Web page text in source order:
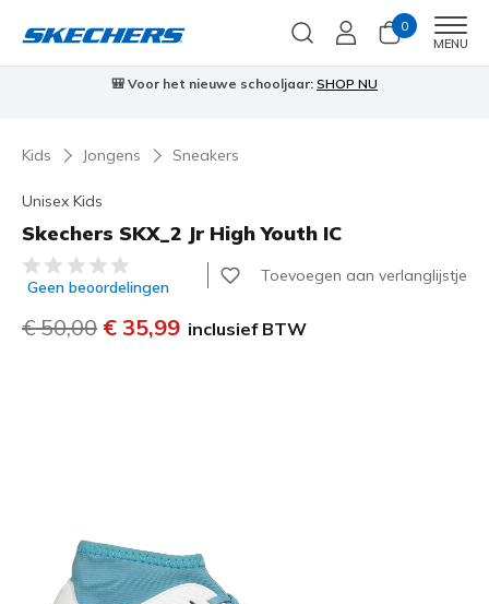
0
MENU
🎒 Voor het nieuwe schooljaar: SHOP NU
Kids Jongens Sneakers
Unisex Kids
Skechers SKX_2 Jr High Youth IC
3,2 van de 5 klantbeoordelingen
Geen beoordelingen
Toevoegen aan verlanglijstje
Prijs verlaagd van
€ 50,00 naar
€ 35,99 inclusief BTW